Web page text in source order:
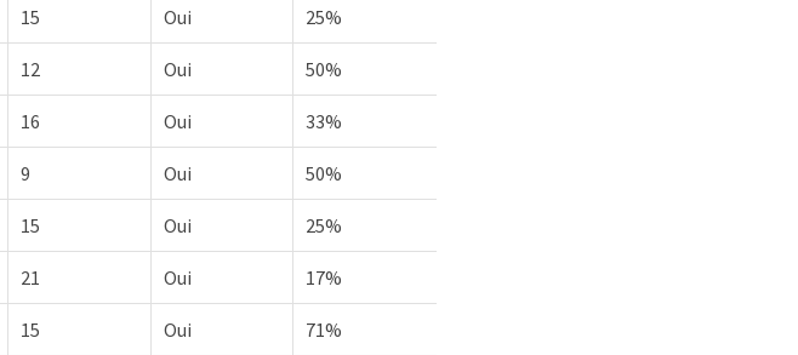
15 Oui 25%
12 Oui 50%
16 Oui 33%
9 Oui 50%
15 Oui 25%
21 Oui 17%
15 Oui 71%